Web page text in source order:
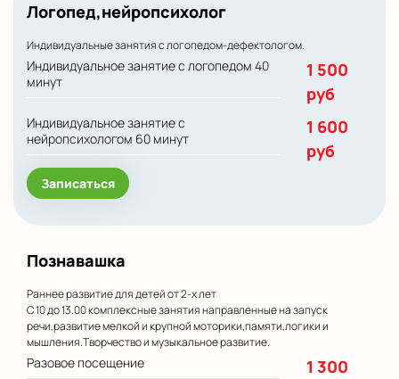
Логопед,нейропсихолог
Индивидуальные занятия с логопедом-дефектологом.
Индивидуальное занятие с логопедом 40
минут
1 500
руб
Индивидуальное занятие с
нейропсихологом 60 минут
1 600
руб
Записаться
Познавашка
Раннее развитие для детей от 2-х лет
С 10 до 13.00 комплексные занятия направленные на запуск
речи,развитие мелкой и крупной моторики,памяти,логики и
мышления.Творчество и музыкальное развитие.
Разовое посещение
1 300